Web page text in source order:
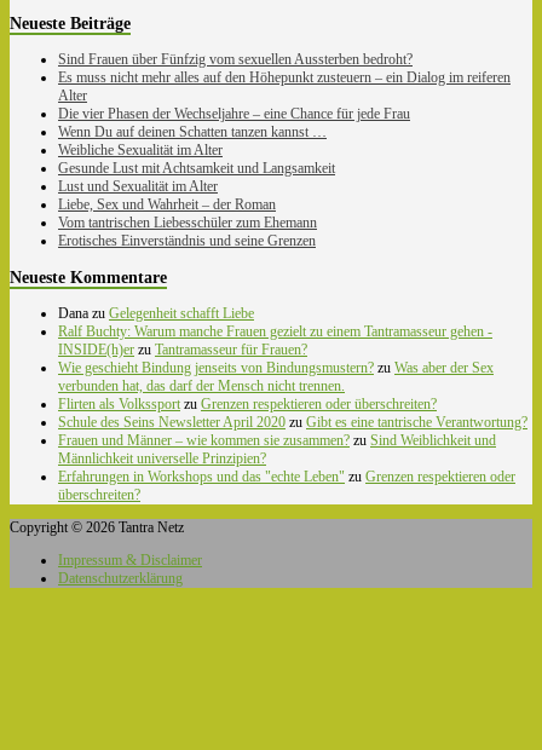
Neueste Beiträge
Sind Frauen über Fünfzig vom sexuellen Aussterben bedroht?
Es muss nicht mehr alles auf den Höhepunkt zusteuern – ein Dialog im reiferen
Alter
Die vier Phasen der Wechseljahre – eine Chance für jede Frau
Wenn Du auf deinen Schatten tanzen kannst …
Weibliche Sexualität im Alter
Gesunde Lust mit Achtsamkeit und Langsamkeit
Lust und Sexualität im Alter
Liebe, Sex und Wahrheit – der Roman
Vom tantrischen Liebesschüler zum Ehemann
Erotisches Einverständnis und seine Grenzen
Neueste Kommentare
Dana zu Gelegenheit schafft Liebe
Ralf Buchty: Warum manche Frauen gezielt zu einem Tantramasseur gehen -
INSIDE(h)er zu Tantramasseur für Frauen?
Wie geschieht Bindung jenseits von Bindungsmustern? zu Was aber der Sex
verbunden hat, das darf der Mensch nicht trennen.
Flirten als Volkssport zu Grenzen respektieren oder überschreiten?
Schule des Seins Newsletter April 2020 zu Gibt es eine tantrische Verantwortung?
Frauen und Männer – wie kommen sie zusammen? zu Sind Weiblichkeit und
Männlichkeit universelle Prinzipien?
Erfahrungen in Workshops und das "echte Leben" zu Grenzen respektieren oder
überschreiten?
Copyright © 2026 Tantra Netz
Impressum & Disclaimer
Datenschutzerklärung